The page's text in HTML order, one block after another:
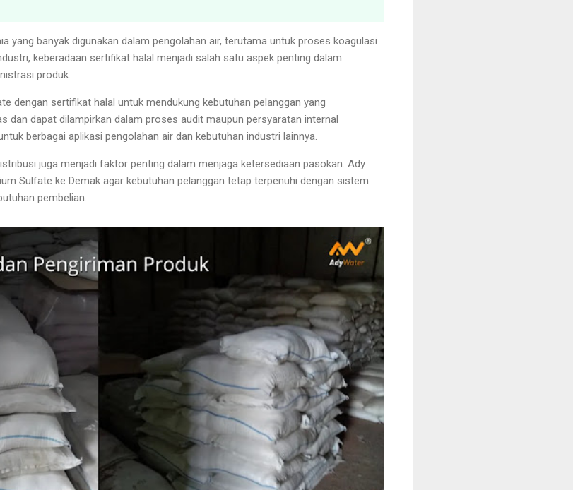
yang banyak digunakan dalam pengolahan air, terutama untuk proses koagulasi
keberadaan sertifikat halal menjadi salah satu aspek penting dalam
produk.
dengan sertifikat halal untuk mendukung kebutuhan pelanggan yang
dan dapat dilampirkan dalam proses audit maupun persyaratan internal
berbagai aplikasi pengolahan air dan kebutuhan industri lainnya.
juga menjadi faktor penting dalam menjaga ketersediaan pasokan. Ady
Sulfate ke Demak agar kebutuhan pelanggan tetap terpenuhi dengan sistem
pembelian.